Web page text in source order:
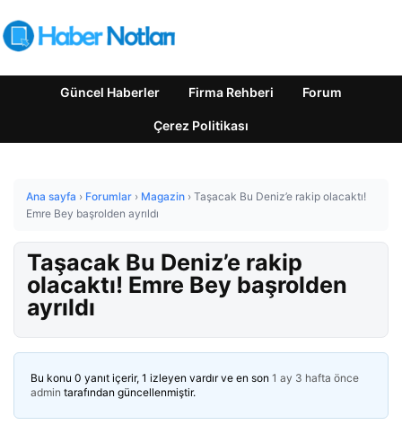
Güncel Haberler Firma Rehberi Forum
Çerez Politikası
Ana sayfa › Forumlar › Magazin › Taşacak Bu Deniz’e rakip olacaktı!
Emre Bey başrolden ayrıldı
Taşacak Bu Deniz’e rakip
olacaktı! Emre Bey başrolden
ayrıldı
Bu konu 0 yanıt içerir, 1 izleyen vardır ve en son 1 ay 3 hafta önce
admin tarafından güncellenmiştir.